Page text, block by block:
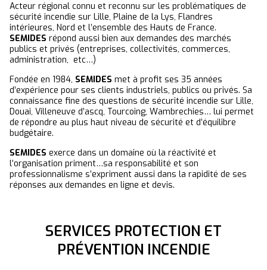
Acteur régional connu et reconnu sur les problématiques de
sécurité incendie sur Lille, Plaine de la Lys, Flandres
intérieures, Nord et l’ensemble des Hauts de France.
SEMIDES répond aussi bien aux demandes des marchés
publics et privés (entreprises, collectivités, commerces,
administration, etc…)
Fondée en 1984, SEMIDES met à profit ses 35 années
d’expérience pour ses clients industriels, publics ou privés. Sa
connaissance fine des questions de sécurité incendie sur Lille,
Douai, Villeneuve d’ascq, Tourcoing, Wambrechies… lui permet
de répondre au plus haut niveau de sécurité et d’équilibre
budgétaire.
SEMIDES exerce dans un domaine où la réactivité et
l’organisation priment…sa responsabilité et son
professionnalisme s’expriment aussi dans la rapidité de ses
réponses aux demandes en ligne et devis.
SERVICES PROTECTION ET
PRÉVENTION INCENDIE